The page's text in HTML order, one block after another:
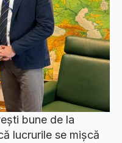
bune de la
lucrurile se mișcă